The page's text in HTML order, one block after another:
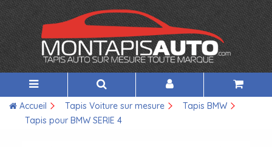
Accueil Tapis Voiture sur mesure
Tapis BMW
Tapis pour BMW SERIE 4